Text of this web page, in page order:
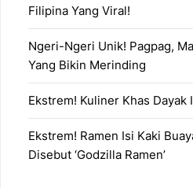
Filipina Yang Viral!
Ngeri-Ngeri Unik! Pagpag,
Yang Bikin Merinding
Ekstrem! Kuliner Khas
Ekstrem! Ramen Isi Kaki
Disebut ‘Godzilla Ramen’